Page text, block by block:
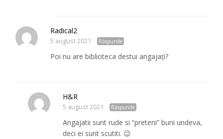
Radical2
5 august 2021 Răspunde
Poi nu are biblioteca destui angajați?
H&R
5 august 2021 Răspunde
Angajatii sunt rude si “preteni” buni undeva,
deci ei sunt scutiti. 😉